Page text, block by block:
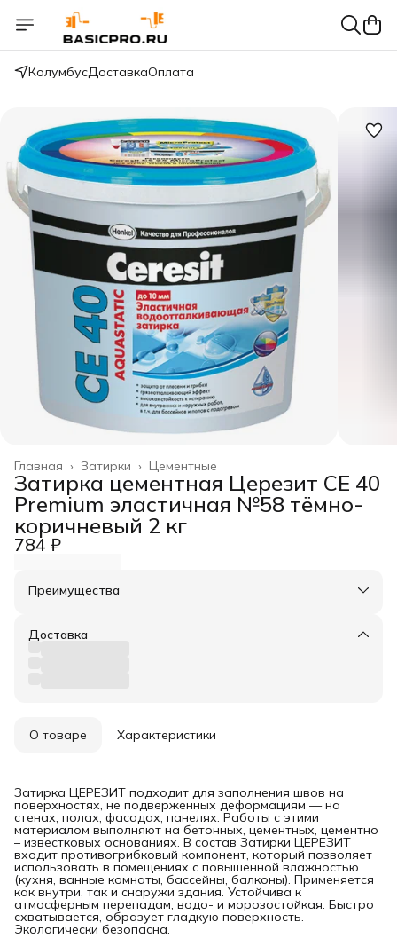
КолумбусДоставкаОплата
Цементные
Затирки ›
Главная ›
Затирка цементная Церезит CE 40
Premium эластичная №58 тёмно-
коричневый 2 кг
784 ₽
Преимущества
Оплата частями в Сплит
Удобный возврат
Доставка
О товаре Характеристики
Затирка ЦЕРЕЗИТ подходит для заполнения швов на
поверхностях, не подверженных деформациям — на
стенах, полах, фасадах, панелях. Работы с этими
материалом выполняют на бетонных, цементных, цементно
– известковых основаниях. В состав Затирки ЦЕРЕЗИТ
входит противогрибковый компонент, который позволяет
использовать в помещениях с повышенной влажностью
(кухня, ванные комнаты, бассейны, балконы). Применяется
как внутри, так и снаружи здания. Устойчива к
атмосферным перепадам, водо- и морозостойкая. Быстро
схватывается, образует гладкую поверхность.
Экологически безопасна.